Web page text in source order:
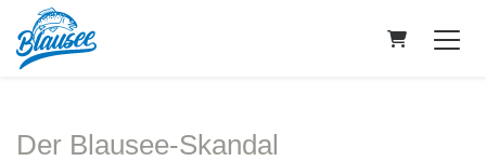
Warenkorb
Der Blausee-Skandal